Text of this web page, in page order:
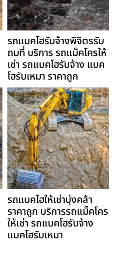
รถแบคโฮรับจ้างพิจิตรรับ
ถมที่ บริการ รถแม็คโครให้
เช่า รถแบคโฮรับจ้าง แบค
โฮรับเหมา ราคาถูก
รถแบคโฮให้เช่าบุ่งคล้า
ราคาถูก บริการรถแม็คโคร
ให้เช่า รถแบคโฮรับจ้าง
แบคโฮรับเหมา